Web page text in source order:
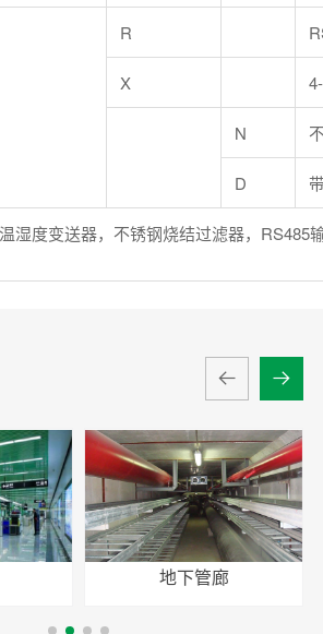
R
X
N
D
湿度变送器，不锈钢烧结过滤器，RS485
地下管廊